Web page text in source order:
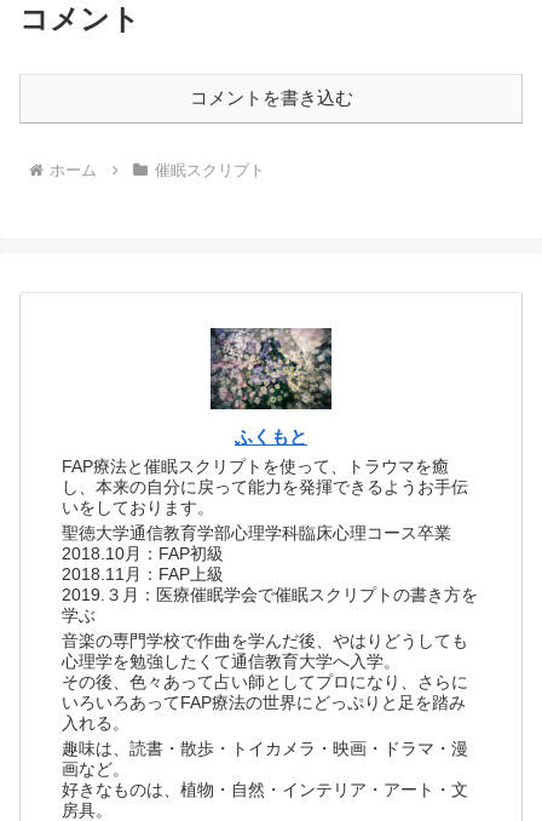
コメント
コメントを書き込む
ホーム 催眠スクリプト
ふくもと
FAP療法と催眠スクリプトを使って、トラウマを癒
し、本来の自分に戻って能力を発揮できるようお手伝
いをしております。
聖徳大学通信教育学部心理学科臨床心理コース卒業
2018.10月：FAP初級
2018.11月：FAP上級
2019.３月：医療催眠学会で催眠スクリプトの書き方を
学ぶ
音楽の専門学校で作曲を学んだ後、やはりどうしても
心理学を勉強したくて通信教育大学へ入学。
その後、色々あって占い師としてプロになり、さらに
いろいろあってFAP療法の世界にどっぷりと足を踏み
入れる。
趣味は、読書・散歩・トイカメラ・映画・ドラマ・漫
画など。
好きなものは、植物・自然・インテリア・アート・文
房具。